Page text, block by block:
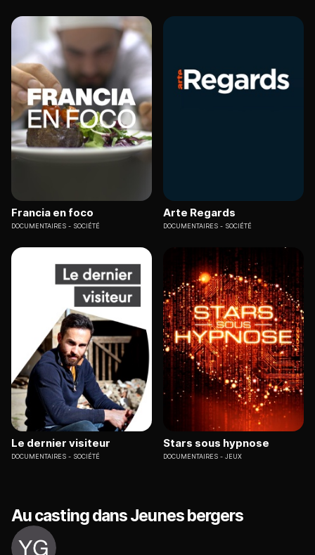
Francia en foco
DOCUMENTAIRES SOCIÉTÉ
Arte Regards
DOCUMENTAIRES SOCIÉTÉ
Le dernier visiteur
DOCUMENTAIRES SOCIÉTÉ
Stars sous hypnose
DOCUMENTAIRES JEUX
Au casting dans Jeunes bergers